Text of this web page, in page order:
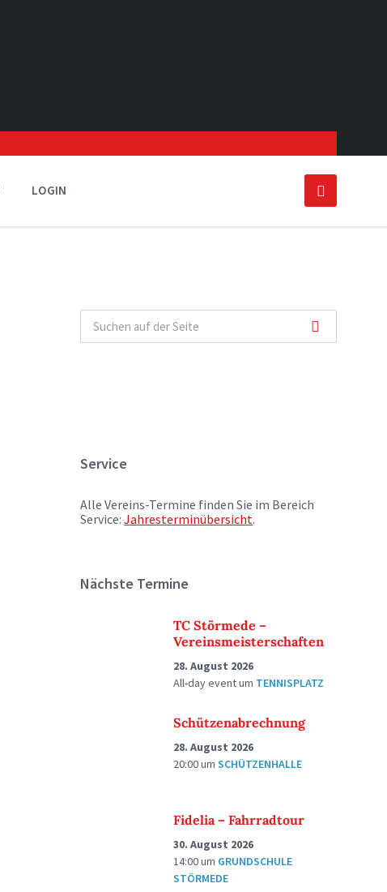
LOGIN
Service
Alle Vereins-Termine finden Sie im Bereich
Service:Jahresterminübersicht.
Nächste Termine
TC Störmede –
Vereinsmeisterschaften
28. August 2026
All-day eventum TENNISPLATZ
Schützenabrechnung
28. August 2026
20:00umSCHÜTZENHALLE
Fidelia – Fahrradtour
30. August 2026
14:00um GRUNDSCHULE
STÖRMEDE